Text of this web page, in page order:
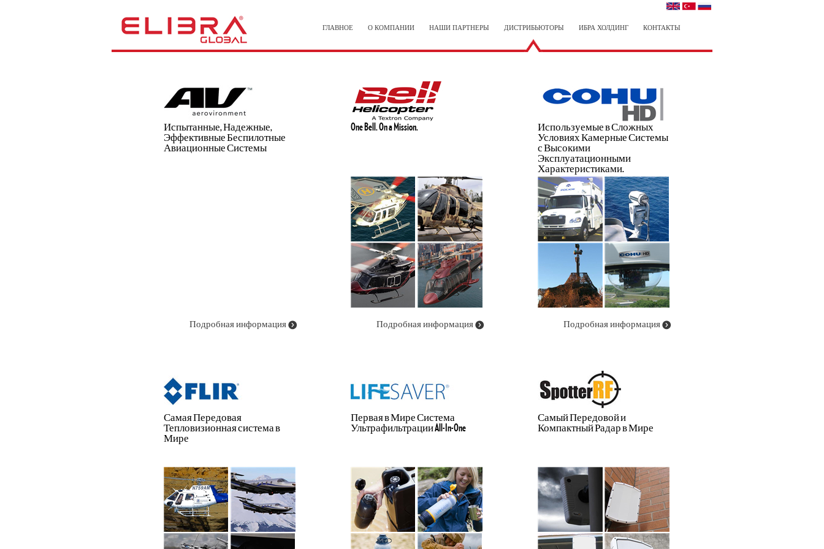
ГЛАВНОЕ О КОМПАНИИ НАШИ ПАРТНЕРЫ ДИСТРИБЬЮТОРЫ ИБРА ХОЛДИНГ КОНТАКТЫ
Испытанные, Надежные,
Эффективные Беспилотные
Авиационные Системы
Подробная информация
One Bell. On a Mission.
Подробная информация
Используемые в Сложных
Условиях Камерные Системы
с Высокими
Эксплуатационными
Характеристиками.
Подробная информация
Самая Передовая
Тепловизионная система в
Мире
Первая в Мире Система
Ультрафильтрации All-In-One
Самый Передовой и
Компактный Радар в Мире